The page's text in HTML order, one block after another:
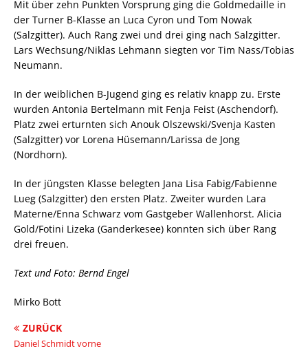
Mit über zehn Punkten Vorsprung ging die Goldmedaille in
der Turner B-Klasse an Luca Cyron und Tom Nowak
(Salzgitter). Auch Rang zwei und drei ging nach Salzgitter.
Lars Wechsung/Niklas Lehmann siegten vor Tim Nass/Tobias
Neumann.
In der weiblichen B-Jugend ging es relativ knapp zu. Erste
wurden Antonia Bertelmann mit Fenja Feist (Aschendorf).
Platz zwei erturnten sich Anouk Olszewski/Svenja Kasten
(Salzgitter) vor Lorena Hüsemann/Larissa de Jong
(Nordhorn).
In der jüngsten Klasse belegten Jana Lisa Fabig/Fabienne
Lueg (Salzgitter) den ersten Platz. Zweiter wurden Lara
Materne/Enna Schwarz vom Gastgeber Wallenhorst. Alicia
Gold/Fotini Lizeka (Ganderkesee) konnten sich über Rang
drei freuen.
Text und Foto: Bernd Engel
Mirko Bott
ZURÜCK
Daniel Schmidt vorne